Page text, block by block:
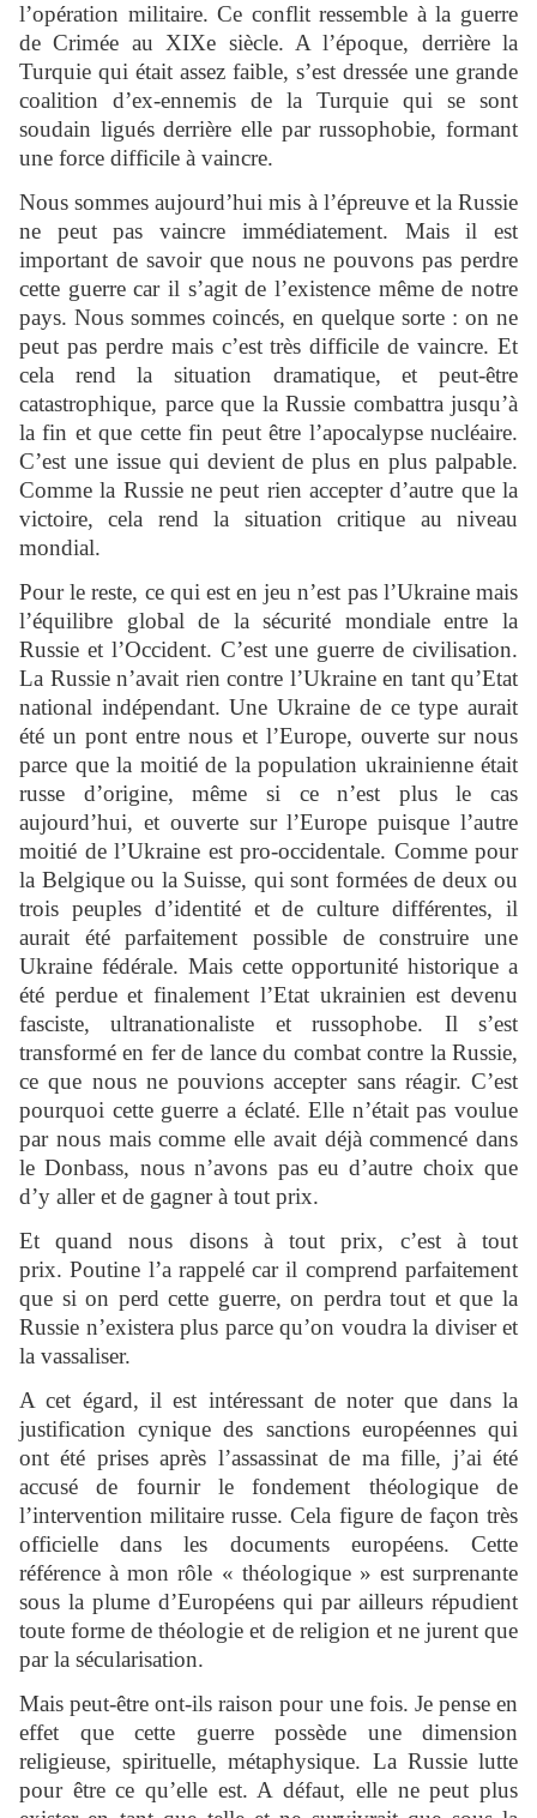
l’opération militaire. Ce conflit ressemble à la guerre
de Crimée au XIXe siècle. A l’époque, derrière la
Turquie qui était assez faible, s’est dressée une grande
coalition d’ex-ennemis de la Turquie qui se sont
soudain ligués derrière elle par russophobie, formant
une force difficile à vaincre.
Nous sommes aujourd’hui mis à l’épreuve et la Russie
ne peut pas vaincre immédiatement. Mais il est
important de savoir que nous ne pouvons pas perdre
cette guerre car il s’agit de l’existence même de notre
pays. Nous sommes coincés, en quelque sorte : on ne
peut pas perdre mais c’est très difficile de vaincre. Et
cela rend la situation dramatique, et peut-être
catastrophique, parce que la Russie combattra jusqu’à
la fin et que cette fin peut être l’apocalypse nucléaire.
C’est une issue qui devient de plus en plus palpable.
Comme la Russie ne peut rien accepter d’autre que la
victoire, cela rend la situation critique au niveau
mondial.
Pour le reste, ce qui est en jeu n’est pas l’Ukraine mais
l’équilibre global de la sécurité mondiale entre la
Russie et l’Occident. C’est une guerre de civilisation.
La Russie n’avait rien contre l’Ukraine en tant qu’Etat
national indépendant. Une Ukraine de ce type aurait
été un pont entre nous et l’Europe, ouverte sur nous
parce que la moitié de la population ukrainienne était
russe d’origine, même si ce n’est plus le cas
aujourd’hui, et ouverte sur l’Europe puisque l’autre
moitié de l’Ukraine est pro-occidentale. Comme pour
la Belgique ou la Suisse, qui sont formées de deux ou
trois peuples d’identité et de culture différentes, il
aurait été parfaitement possible de construire une
Ukraine fédérale. Mais cette opportunité historique a
été perdue et finalement l’Etat ukrainien est devenu
fasciste, ultranationaliste et russophobe. Il s’est
transformé en fer de lance du combat contre la Russie,
ce que nous ne pouvions accepter sans réagir. C’est
pourquoi cette guerre a éclaté. Elle n’était pas voulue
par nous mais comme elle avait déjà commencé dans
le Donbass, nous n’avons pas eu d’autre choix que
d’y aller et de gagner à tout prix.
Et quand nous disons à tout prix, c’est à tout
prix. Poutine l’a rappelé car il comprend parfaitement
que si on perd cette guerre, on perdra tout et que la
Russie n’existera plus parce qu’on voudra la diviser et
la vassaliser.
A cet égard, il est intéressant de noter que dans la
justification cynique des sanctions européennes qui
ont été prises après l’assassinat de ma fille, j’ai été
accusé de fournir le fondement théologique de
l’intervention militaire russe. Cela figure de façon très
officielle dans les documents européens. Cette
référence à mon rôle « théologique » est surprenante
sous la plume d’Européens qui par ailleurs répudient
toute forme de théologie et de religion et ne jurent que
par la sécularisation.
Mais peut-être ont-ils raison pour une fois. Je pense en
effet que cette guerre possède une dimension
religieuse, spirituelle, métaphysique. La Russie lutte
pour être ce qu’elle est. A défaut, elle ne peut plus